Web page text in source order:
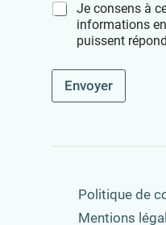
Je consens à
informations
puissent
Envoyer
Politique de
Mentions